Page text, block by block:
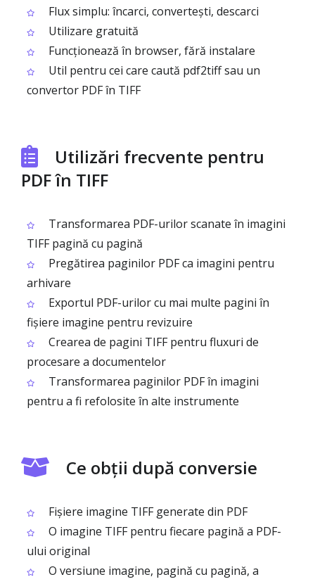
Flux simplu: încarci, convertești, descarci
Utilizare gratuită
Funcționează în browser, fără instalare
Util pentru cei care caută pdf2tiff sau un
convertor PDF în TIFF
Utilizări frecvente pentru
PDF în TIFF
Transformarea PDF-urilor scanate în imagini
TIFF pagină cu pagină
Pregătirea paginilor PDF ca imagini pentru
arhivare
Exportul PDF-urilor cu mai multe pagini în
fișiere imagine pentru revizuire
Crearea de pagini TIFF pentru fluxuri de
procesare a documentelor
Transformarea paginilor PDF în imagini
pentru a fi refolosite în alte instrumente
Ce obții după conversie
Fișiere imagine TIFF generate din PDF
O imagine TIFF pentru fiecare pagină a PDF-
ului original
O versiune imagine, pagină cu pagină, a